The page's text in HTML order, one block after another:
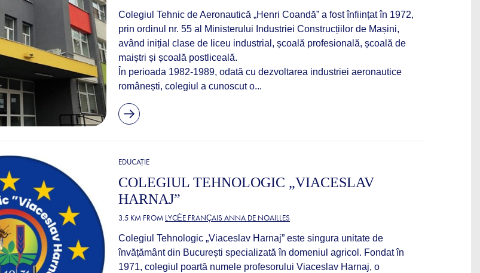
Colegiul Tehnic de Aeronautică „Henri Coandă” a fost înființat în 1972,
prin ordinul nr. 55 al Ministerului Industriei Construcțiilor de Mașini,
având inițial clase de liceu industrial, școală profesională, școală de
maiștri și școală postliceală.
În perioada 1982-1989, odată cu dezvoltarea industriei aeronautice
românești, colegiul a cunoscut o...
EDUCAȚIE
COLEGIUL TEHNOLOGIC „VIACESLAV
HARNAJ”
3.5 KM FROM LYCÉE FRANÇAIS ANNA DE NOAILLES
Colegiul Tehnologic „Viaceslav Harnaj” este singura unitate de
învățământ din București specializată în domeniul agricol. Fondat în
1971, colegiul poartă numele profesorului Viaceslav Harnaj, o